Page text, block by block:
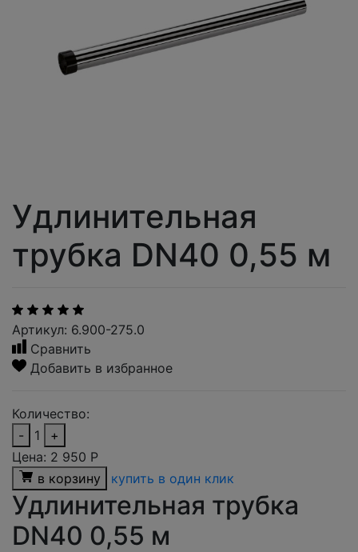
Удлинительная
трубка DN40 0,55 м
Артикул: 6.900-275.0
Сравнить
Добавить в избранное
Количество:
-
1
+
Цена: 2 950 Р
в корзину
купить в один клик
Удлинительная трубка
DN40 0,55 м